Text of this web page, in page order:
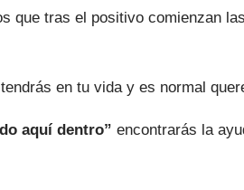
que tras el positivo comienzan
en tu vida y es normal
aquí dentro” encontrarás la